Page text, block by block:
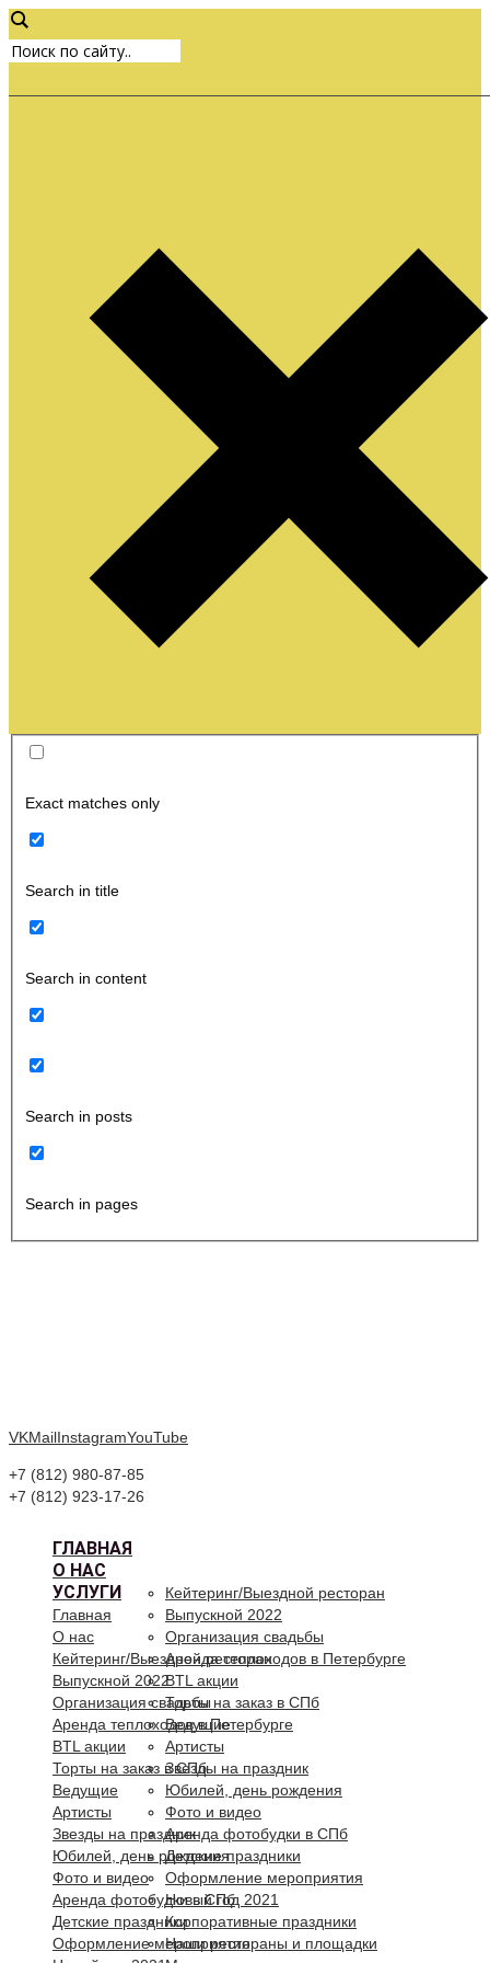
Exact matches only
Search in title
Search in content
Search in posts
Search in pages
VKMailInstagramYouTube
+7 (812) 980-87-85
+7 (812) 923-17-26
ГЛАВНАЯ
О НАС
УСЛУГИ
Кейтеринг/Выездной ресторан
Выпускной 2022
Организация свадьбы
Аренда теплоходов в Петербурге
BTL акции
Торты на заказ в СПб
Ведущие
Артисты
Звезды на праздник
Юбилей, день рождения
Фото и видео
Аренда фотобудки в СПб
Детские праздники
Оформление мероприятия
Новый год 2021
Корпоративные праздники
Наши рестораны и площадки
Главная
О нас
Кейтеринг/Выездной ресторан
Выпускной 2022
Организация свадьбы
Аренда теплоходов в Петербурге
BTL акции
Торты на заказ в СПб
Ведущие
Артисты
Звезды на праздник
Юбилей, день рождения
Фото и видео
Аренда фотобудки в СПб
Детские праздники
Оформление мероприятия